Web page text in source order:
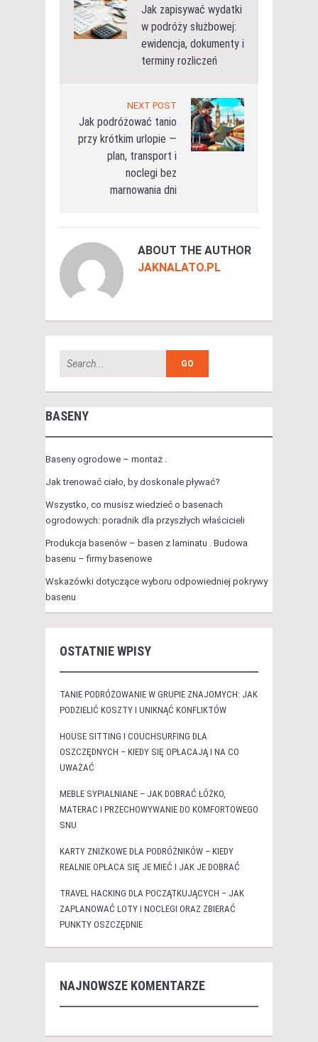
Jak zapisywać wydatki
w podróży służbowej:
ewidencja, dokumenty i
terminy rozliczeń
NEXT POST
Jak podróżować tanio
przy krótkim urlopie —
plan, transport i
noclegi bez
marnowania dni
ABOUT THE AUTHOR
JAKNALATO.PL
BASENY
Baseny ogrodowe – montaż .
Jak trenować ciało, by doskonale pływać?
Wszystko, co musisz wiedzieć o basenach
ogrodowych: poradnik dla przyszłych właścicieli
Produkcja basenów – basen z laminatu . Budowa
basenu – firmy basenowe
Wskazówki dotyczące wyboru odpowiedniej pokrywy
basenu
OSTATNIE WPISY
TANIE PODRÓŻOWANIE W GRUPIE ZNAJOMYCH: JAK
PODZIELIĆ KOSZTY I UNIKNĄĆ KONFLIKTÓW
HOUSE SITTING I COUCHSURFING DLA
OSZCZĘDNYCH – KIEDY SIĘ OPŁACAJĄ I NA CO
UWAŻAĆ
MEBLE SYPIALNIANE – JAK DOBRAĆ ŁÓŻKO,
MATERAC I PRZECHOWYWANIE DO KOMFORTOWEGO
SNU
KARTY ZNIŻKOWE DLA PODRÓŻNIKÓW – KIEDY
REALNIE OPŁACA SIĘ JE MIEĆ I JAK JE DOBRAĆ
TRAVEL HACKING DLA POCZĄTKUJĄCYCH – JAK
ZAPLANOWAĆ LOTY I NOCLEGI ORAZ ZBIERAĆ
PUNKTY OSZCZĘDNIE
NAJNOWSZE KOMENTARZE